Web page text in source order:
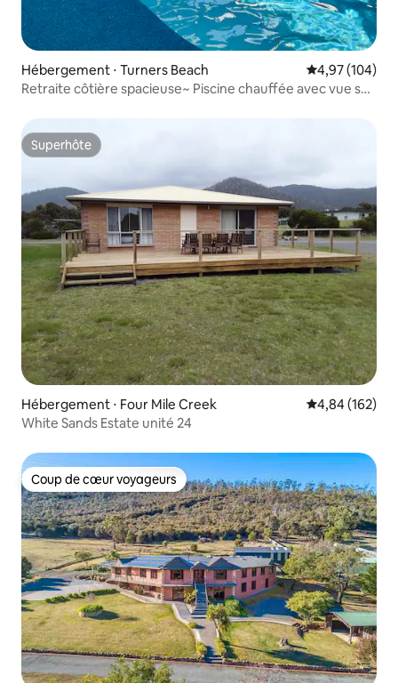
Hébergement ⋅ Turners Beach Évaluation
4,97 (104)
Retraite côtière spacieuse~ Piscine chauffée avec vue sur
Superhôte
Superhôte
Hébergement ⋅ Four Mile Creek Évaluation
4,84 (162)
White Sands Estate unité 24
Coup de cœur voyageurs
Coup de cœur voyageurs